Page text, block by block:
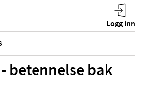
betennelse bak